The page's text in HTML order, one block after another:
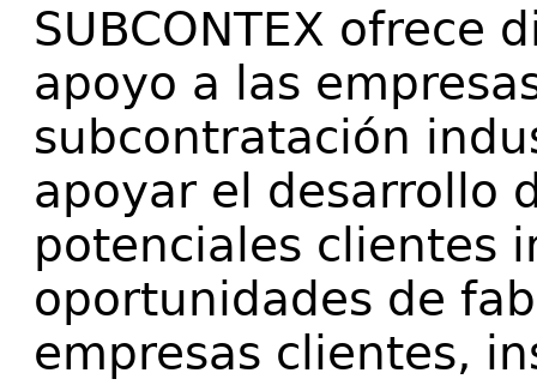
SUBCONTEX ofrece
apoyo a las
subcontratación
apoyar el desarrollo
potenciales clientes
oportunidades de
empresas clientes,